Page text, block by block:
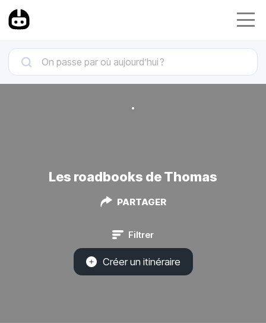
Les roadbooks de Thomas
PARTAGER
Filtrer
Créer un itinéraire